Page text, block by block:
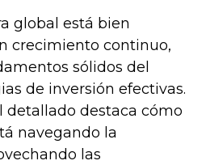
global está bien
crecimiento continuo,
sólidos del
de inversión efectivas.
detallado destaca cómo
navegando la
las